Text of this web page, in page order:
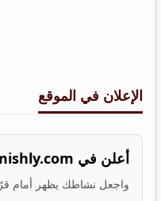
الإعلان في الموقع
أعلن في Qamishly.com
واجعل نشاطك يظهر أمام